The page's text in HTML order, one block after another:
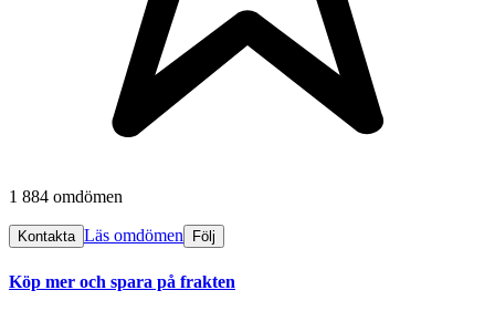
1 884 omdömen
Kontakta Läs omdömen Följ
Köp mer och spara på frakten